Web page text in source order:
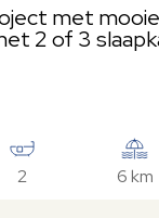
met
2 of 3
2 6 km